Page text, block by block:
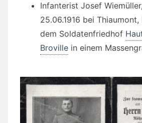
Infanterist Josef
25.06.1916 bei
dem Soldatenfriedhof
Broville in einem